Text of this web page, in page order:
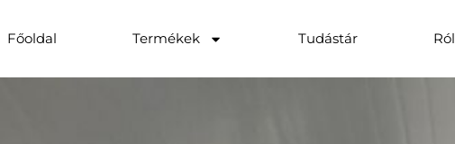
Főoldal Termékek Tudástár